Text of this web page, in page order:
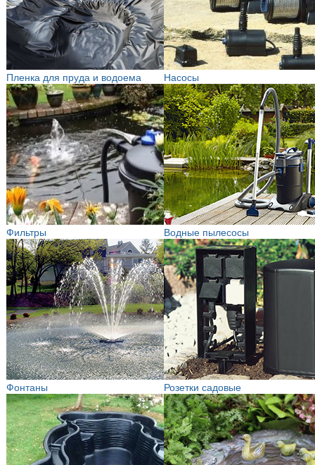
Пленка для пруда и водоема Насосы
Фильтры Водные пылесосы
Фонтаны Розетки садовые